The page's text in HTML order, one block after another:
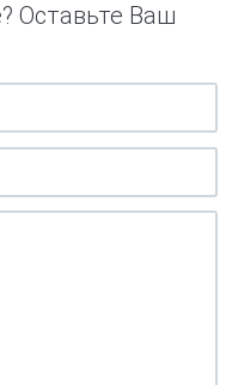
Оставьте Ваш